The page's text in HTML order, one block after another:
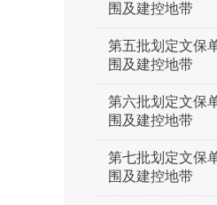
围及建控地带
第五批划定文保
围及建控地带
第六批划定文保
围及建控地带
第七批划定文保
围及建控地带